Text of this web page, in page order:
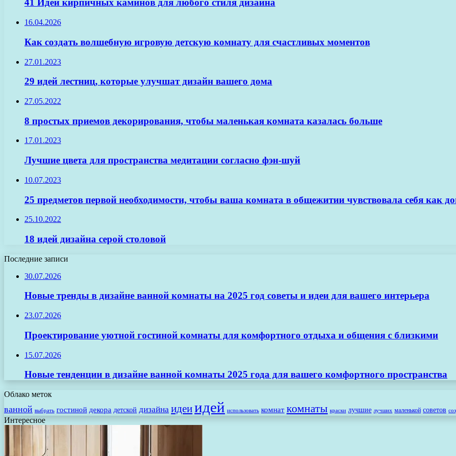
41 Идеи кирпичных каминов для любого стиля дизайна
16.04.2026
Как создать волшебную игровую детскую комнату для счастливых моментов
27.01.2023
29 идей лестниц, которые улучшат дизайн вашего дома
27.05.2022
8 простых приемов декорирования, чтобы маленькая комната казалась больше
17.01.2023
Лучшие цвета для пространства медитации согласно фэн-шуй
10.07.2023
25 предметов первой необходимости, чтобы ваша комната в общежитии чувствовала себя как
25.10.2022
18 идей дизайна серой столовой
Последние записи
30.07.2026
Новые тренды в дизайне ванной комнаты на 2025 год советы и идеи для вашего интерьера
23.07.2026
Проектирование уютной гостиной комнаты для комфортного отдыха и общения с близкими
15.07.2026
Новые тенденции в дизайне ванной комнаты 2025 года для вашего комфортного пространства
Облако меток
ванной выбрать гостиной декора детской дизайна идеиидей использовать комнат комнаты краски лучшие лучших маленькой советов
Интересное